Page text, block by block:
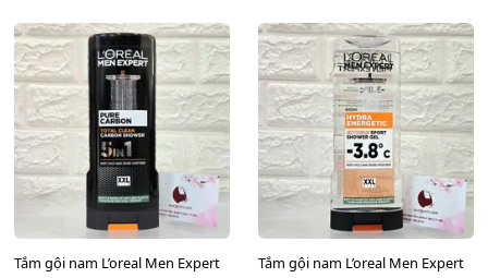
Tắm gội nam L’oreal Men Expert
Tắm gội nam L’oreal Men Expert